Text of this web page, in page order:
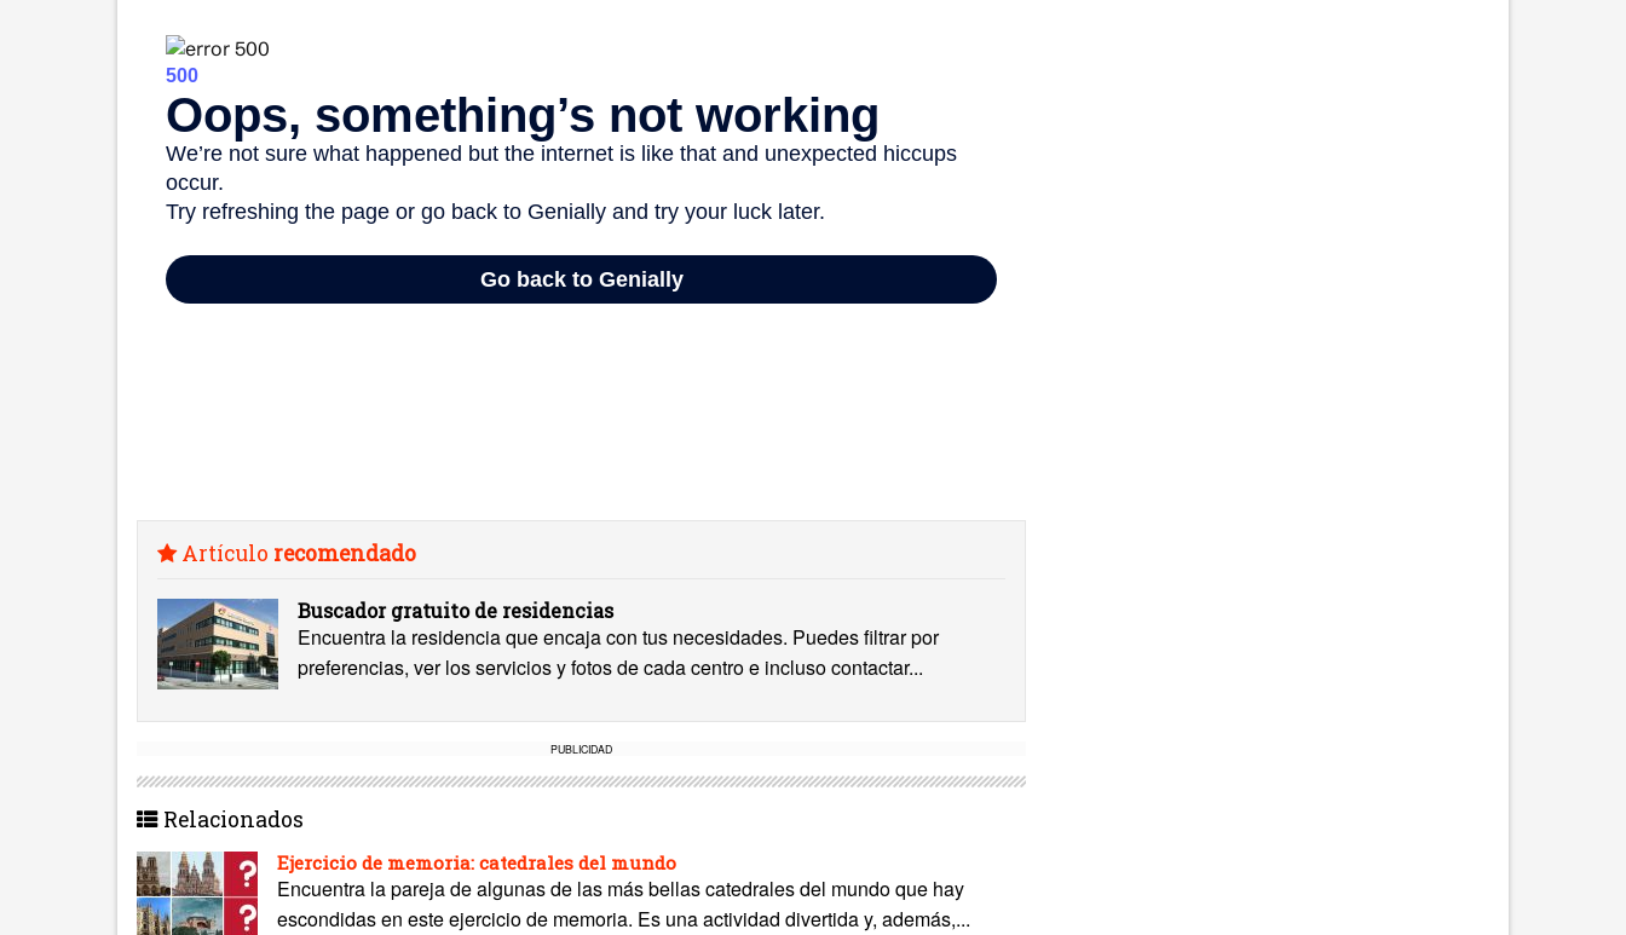
Artículo recomendado
Buscador gratuito de residencias
Encuentra la residencia que encaja con tus necesidades. Puedes filtrar por
preferencias, ver los servicios y fotos de cada centro e incluso contactar...
PUBLICIDAD
Relacionados
Ejercicio de memoria: catedrales del mundo
Encuentra la pareja de algunas de las más bellas catedrales del mundo que hay
escondidas en este ejercicio de memoria. Es una actividad divertida y, además,...